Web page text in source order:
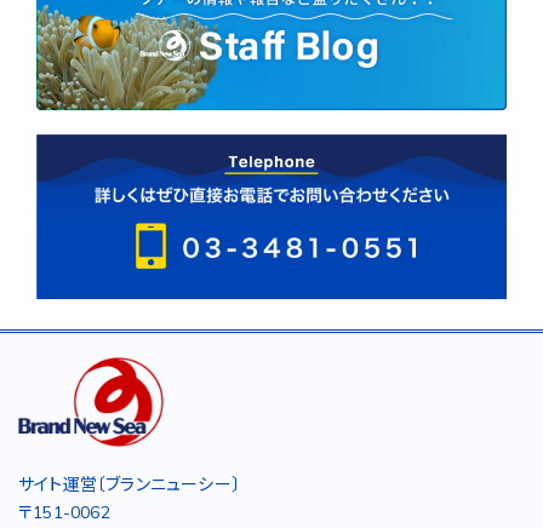
サイト運営〔ブランニューシー〕
〒151-0062